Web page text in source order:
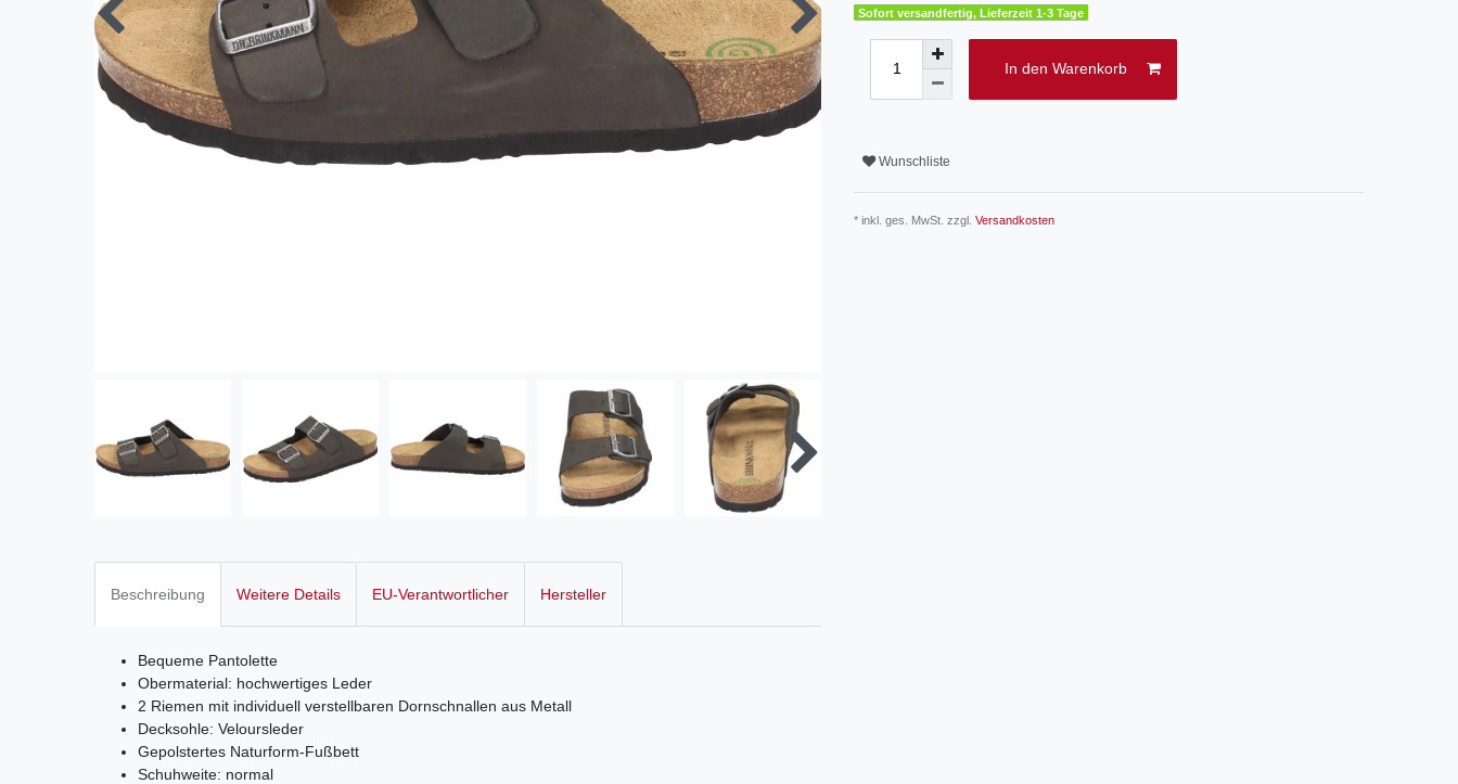
Sofort versandfertig, Lieferzeit 1-3 Tage
In den Warenkorb
Wunschliste
* inkl. ges. MwSt. zzgl. Versandkosten
Beschreibung Weitere Details EU-Verantwortlicher Hersteller
Bequeme Pantolette
Obermaterial: hochwertiges Leder
2 Riemen mit individuell verstellbaren Dornschnallen aus Metall
Decksohle: Veloursleder
Gepolstertes Naturform-Fußbett
Schuhweite: normal